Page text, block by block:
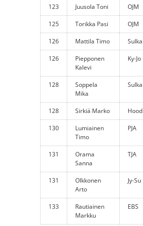
123 Juusola Toni OJM
125 Torikka Pasi OJM
126 Mattila Timo Sulka
126
Piepponen
Kalevi
Ky-Jo
128
Soppela
Mika
Sulka
128 Sirkiä Marko Hood
130
Lumiainen
Timo
PJA
131
Orama
Sanna
TJA
131
Olkkonen
Arto
Jy-Su
133
Rautiainen
Markku
EBS